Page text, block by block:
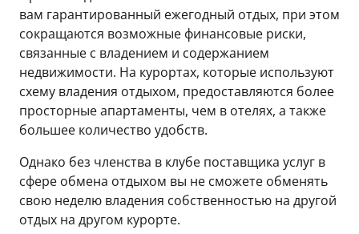
вам гарантированный ежегодный отдых, при этом
сокращаются возможные финансовые риски,
связанные с владением и содержанием
недвижимости. На курортах, которые используют
схему владения отдыхом, предоставляются более
просторные апартаменты, чем в отелях, а также
большее количество удобств.
Однако без членства в клубе поставщика услуг в
сфере обмена отдыхом вы не сможете обменять
свою неделю владения собственностью на другой
отдых на другом курорте.